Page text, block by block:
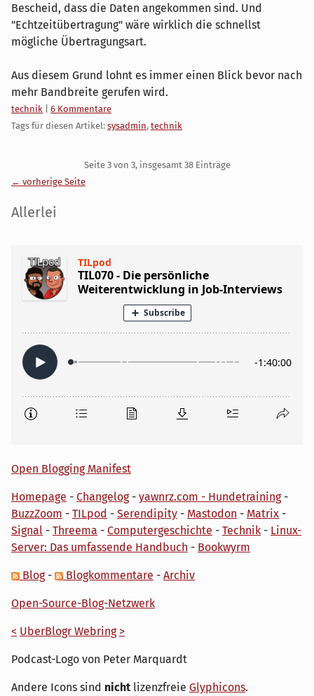
Bescheid, dass die Daten angekommen sind. Und
"Echtzeitübertragung" wäre wirklich die schnellst
mögliche Übertragungsart.
Aus diesem Grund lohnt es immer einen Blick bevor nach
mehr Bandbreite gerufen wird.
Kategorien:
technik
6 Kommentare
Tags für diesen Artikel: sysadmin, technik
Seite 3 von 3, insgesamt 38 Einträge
← vorherige Seite
Seitenleiste
Allerlei
Open Blogging Manifest
Homepage - Changelog- yawnrz.com - Hundetraining-
BuzzZoom - TILpod - Serendipity - Mastodon - Matrix -
Signal - Threema - Computergeschichte - Technik - Linux-
Server: Das umfassende Handbuch - Bookwyrm
Blog- Blogkommentare - Archiv
Open-Source-Blog-Netzwerk
< UberBlogr Webring >
Podcast-Logo von Peter Marquardt
Andere Icons sind nicht lizenzfreie Glyphicons.